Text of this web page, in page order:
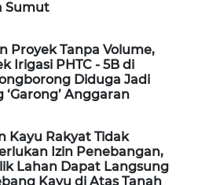
Sumut
Proyek Tanpa Volume,
Irigasi PHTC - 5B di
Diduga Jadi
‘Garong’ Anggaran
Kayu Rakyat Tidak
Izin Penebangan,
Lahan Dapat Langsung
Kayu di Atas Tanah